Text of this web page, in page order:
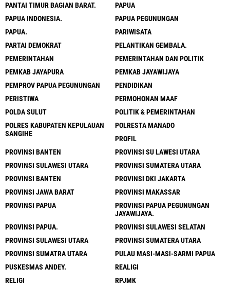
PANTAI TIMUR BAGIAN BARAT.
PAPUA
PAPUA INDONESIA.
PAPUA PEGUNUNGAN
PAPUA.
PARIWISATA
PARTAI DEMOKRAT
PELANTIKAN GEMBALA.
PEMERINTAHAN
PEMERINTAHAN DAN POLITIK
PEMKAB JAYAPURA
PEMKAB JAYAWIJAYA
PEMPROV PAPUA PEGUNUNGAN
PENDIDIKAN
PERISTIWA
PERMOHONAN MAAF
POLDA SULUT
POLITIK & PEMERINTAHAN
POLRES KABUPATEN KEPULAUAN
SANGIHE
POLRESTA MANADO
PROFIL
PROVINSI BANTEN
PROVINSI SU LAWESI UTARA
PROVINSI SULAWESI UTARA
PROVINSI SUMATERA UTARA
PROVINSI BANTEN
PROVINSI DKI JAKARTA
PROVINSI JAWA BARAT
PROVINSI MAKASSAR
PROVINSI PAPUA
PROVINSI PAPUA PEGUNUNGAN
JAYAWIJAYA.
PROVINSI PAPUA.
PROVINSI SULAWESI SELATAN
PROVINSI SULAWESI UTARA
PROVINSI SUMATERA UTARA
PROVINSI SUMATRA UTARA
PULAU MASI-MASI-SARMI PAPUA
PUSKESMAS ANDEY.
REALIGI
RELIGI
RPJMK